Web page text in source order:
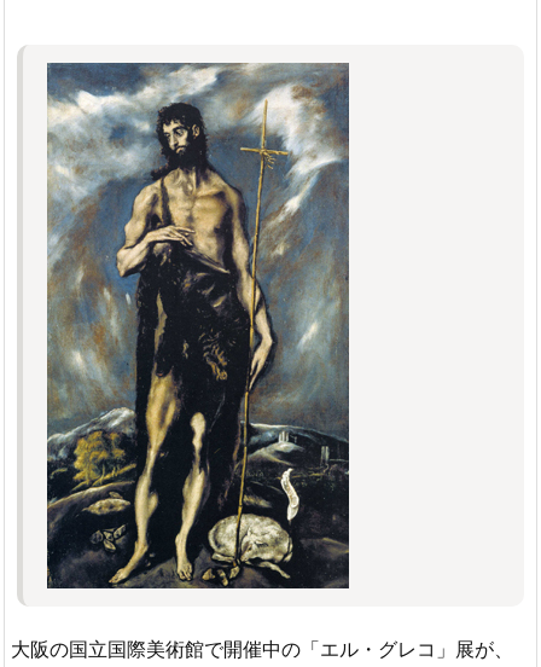
大阪の国立国際美術館で開催中の「エル・グレコ」展が、